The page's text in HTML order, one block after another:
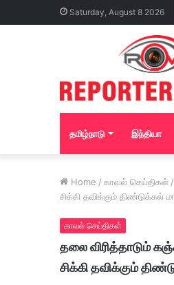
Saturday, August 8 2026
தமிழ்நாடு இந்தியா
Home / காவல் செய்திகள் /
சிக்கி தவிக்கும்
காவல் செய்திகள்
தலை விரித்தாடும்
சிக்கி தவிக்கும்